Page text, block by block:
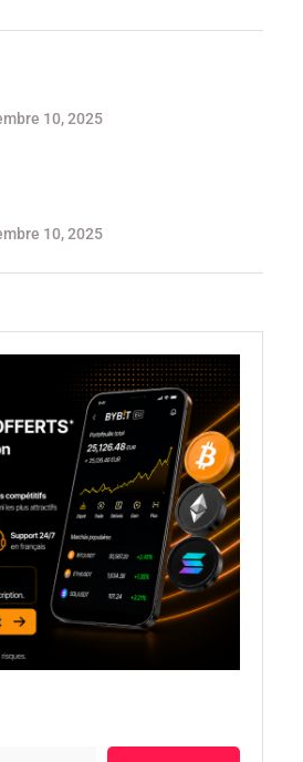
10, 2025
10, 2025